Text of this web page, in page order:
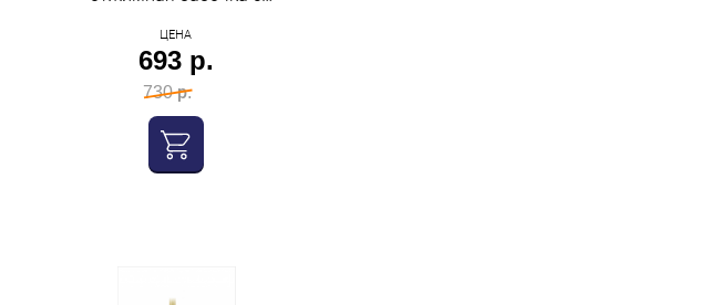
Рыжий кот
ЦЕНА
693 р.
730 р.